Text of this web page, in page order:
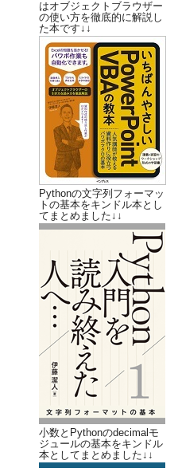
はオブジェクトブラウザー
の使い方を徹底的に解説し
た本です↓↓
Pythonの文字列フォーマッ
トの基本をキンドル本とし
てまとめました↓↓
小数とPythonのdecimalモ
ジュールの基本をキンドル
本としてまとめました↓↓